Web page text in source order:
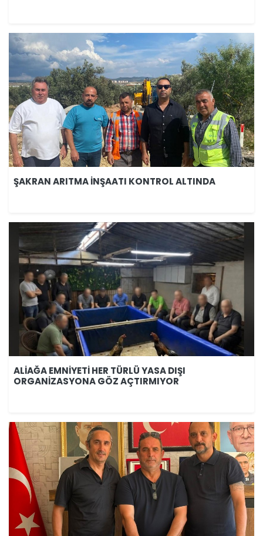
ŞAKRAN ARITMA İNŞAATI KONTROL ALTINDA
ALİAĞA EMNİYETİ HER TÜRLÜ YASA DIŞI
ORGANİZASYONA GÖZ AÇTIRMIYOR